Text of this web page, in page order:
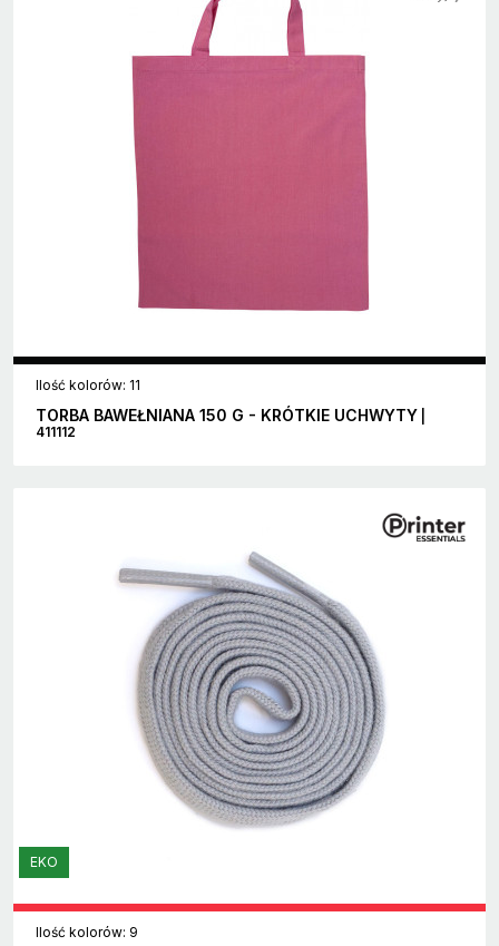
Ilość kolorów: 11
TORBA BAWEŁNIANA 150 G - KRÓTKIE UCHWYTY
411112
EKO
Ilość kolorów: 9